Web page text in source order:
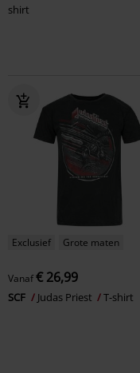
shirt
Exclusief Grote maten
Vanaf€ 26,99
SCF Judas Priest T-shirt